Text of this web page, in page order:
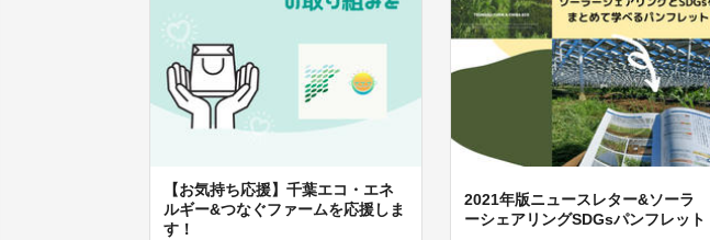
【お気持ち応援】千葉エコ・エネ
ルギー&つなぐファームを応援しま
す！
2021年版ニュースレター&ソーラ
ーシェアリングSDGsパンフレット